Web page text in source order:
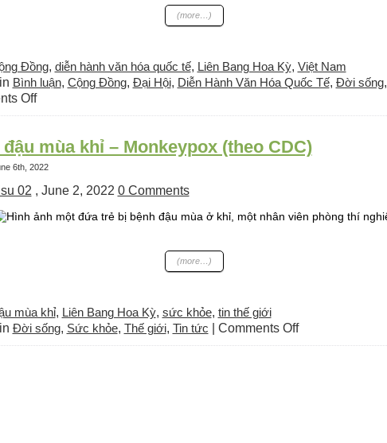
(more…)
Đồng, diễn hành văn hóa quốc tế, Liên Bang Hoa Kỳ, Việt Nam
Bình luận, Cộng Đồng, Đại Hội, Diễn Hành Văn Hóa Quốc Tế, Đời sống,
Offon
Tường
Diễn
Hành
Hóa
Tế 2022 –
mùa khỉ – Monkeypox (theo CDC)
6th, 2022
02 , June 2, 2022 0 Comments
(more…)
mùa khỉ, Liên Bang Hoa Kỳ, sức khỏe, tin thế giới
Đời sống, Sức khỏe, Thế giới, Tin tức Comments Offon
Bệnh